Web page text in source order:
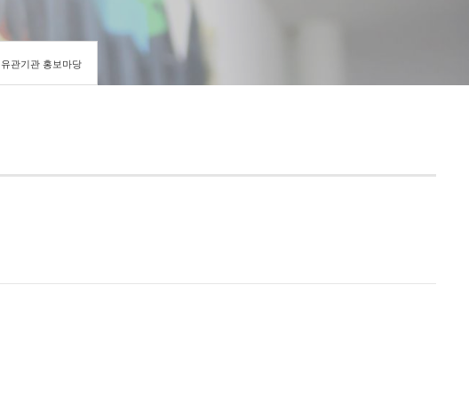
유관기관 홍보마당